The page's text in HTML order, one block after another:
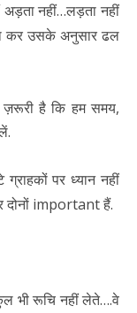
नहीं…लड़ता नहीं
कर उसके अनुसार ढल
है कि हम समय,
पर ध्यान नहीं
दोनों important हैं.
भी रूचि नहीं लेते….वे